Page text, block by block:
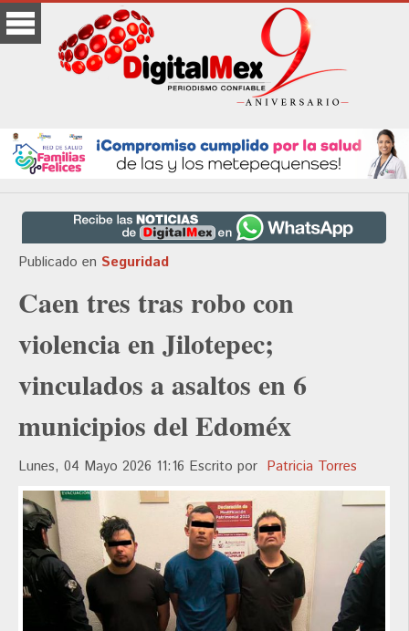
Publicado en Seguridad
Caen tres tras robo con
violencia en Jilotepec;
vinculados a asaltos en 6
municipios del Edoméx
Lunes, 04 Mayo 2026 11:16 Escrito por Patricia Torres